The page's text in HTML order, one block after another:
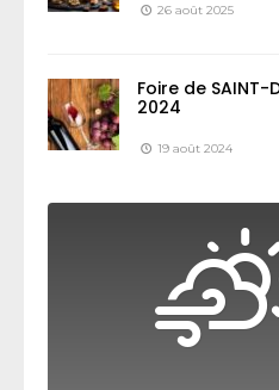
26 août 2025
Foire de SAINT-
2024
19 août 2024